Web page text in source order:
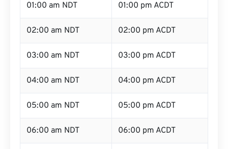
01:00 am NDT 01:00 pm ACDT
02:00 am NDT 02:00 pm ACDT
03:00 am NDT 03:00 pm ACDT
04:00 am NDT 04:00 pm ACDT
05:00 am NDT 05:00 pm ACDT
06:00 am NDT 06:00 pm ACDT